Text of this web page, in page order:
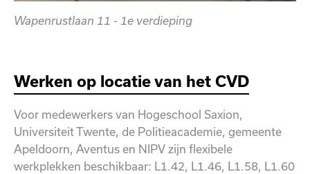
Wapenrustlaan 11 - 1e verdieping
Werken op locatie van het CVD
Voor medewerkers van Hogeschool Saxion,
Universiteit Twente, de Politieacademie, gemeente
Apeldoorn, Aventus en NIPV zijn flexibele
werkplekken beschikbaar: L1.42, L1.46, L1.58, L1.60